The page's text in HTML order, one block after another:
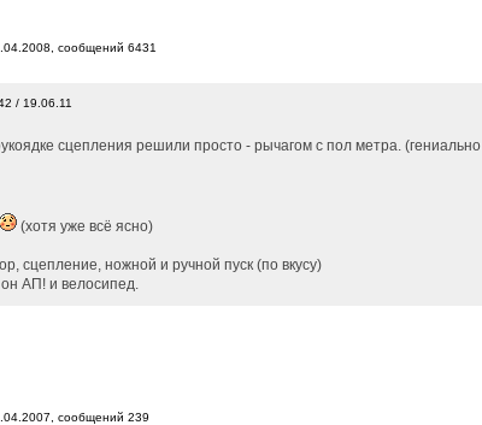
cообщений 6431
/ 19.06.11
сцепления решили просто - рычагом с пол метра. (гениально
(хотя уже всё ясно)
сцепление, ножной и ручной пуск (по вкусу)
АП! и велосипед.
cообщений 239